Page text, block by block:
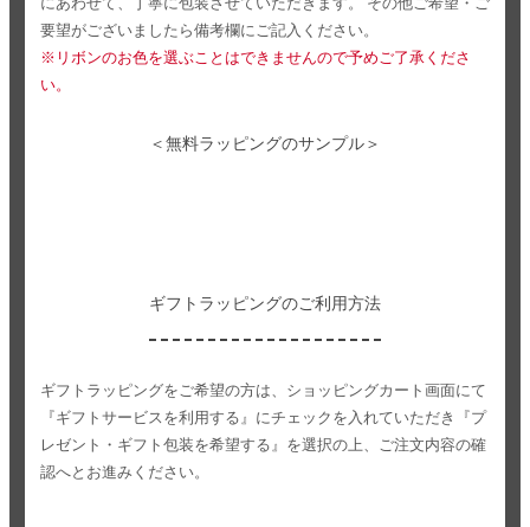
要望がございましたら備考欄にご記入ください。
※リボンのお色を選ぶことはできませんので予めご了承くださ
い。
＜無料ラッピングのサンプル＞
ギフトラッピングのご利用方法
ギフトラッピングをご希望の方は、ショッピングカート画面にて
『ギフトサービスを利用する』にチェックを入れていただき
『プ
レゼント・ギフト包装を希望する』を選択の上、ご注文内容の確
認へとお進みください。